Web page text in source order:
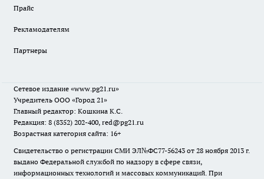
Прайс
Рекламодателям
Партнеры
Сетевое издание «www.pg21.ru»
Учредитель ООО «Город 21»
Главный редактор: Кошкина К.С.
Редакция: 8 (8352) 202-400, red@pg21.ru
Возрастная категория сайта: 16+
Свидетельство о регистрации СМИ ЭЛ№ФС77-56243 от 28 ноября 2013 г.
выдано Федеральной службой по надзору в сфере связи,
информационных технологий и массовых коммуникаций. При